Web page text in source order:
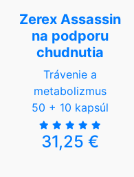
Zerex Assassin
na podporu
chudnutia
Trávenie a
metabolizmus
50 + 10 kapsúl
31,25 €